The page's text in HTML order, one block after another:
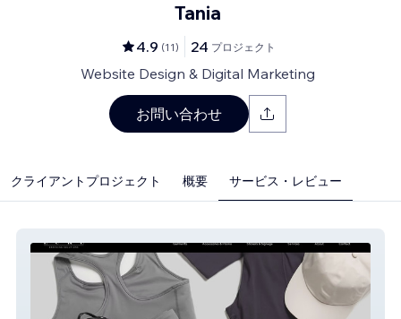
Tania
4.9 (11) 24 プロジェクト
Website Design & Digital Marketing
お問い合わせ
クライアントプロジェクト 概要 サービス・レビュー